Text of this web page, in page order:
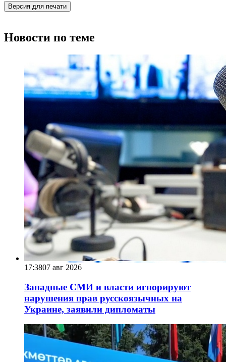
Версия для печати
Новости по теме
17:3807 авг 2026
Западные СМИ и власти игнорируют
нарушения прав русскоязычных на
Украине, заявили дипломаты